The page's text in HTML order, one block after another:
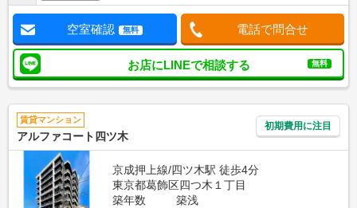
空室確認 無料 電話で問合せ
お店にLINEで相談する 無料
賃貸マンション
アルファコート四ツ木
初期費用に注目
京成押上線/四ツ木駅 徒歩4分
東京都葛飾区四つ木１丁目
築年数
築浅